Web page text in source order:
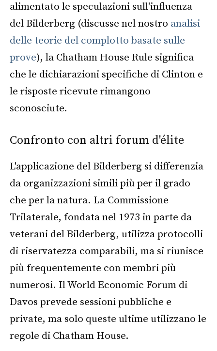
alimentato le speculazioni sull'influenza
del Bilderberg (discusse nel nostro analisi
delle teorie del complotto basate sulle
prove), la Chatham House Rule significa
che le dichiarazioni specifiche di Clinton e
le risposte ricevute rimangono
sconosciute.
Confronto con altri forum d'élite
L'applicazione del Bilderberg si differenzia
da organizzazioni simili più per il grado
che per la natura. La Commissione
Trilaterale, fondata nel 1973 in parte da
veterani del Bilderberg, utilizza protocolli
di riservatezza comparabili, ma si riunisce
più frequentemente con membri più
numerosi. Il World Economic Forum di
Davos prevede sessioni pubbliche e
private, ma solo queste ultime utilizzano le
regole di Chatham House.